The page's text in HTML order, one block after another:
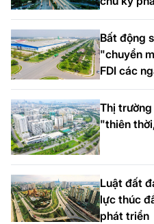
Bất động
"chuyển
FDI các
Thị
"thiên
Luật đất
lực thúc
phát triển